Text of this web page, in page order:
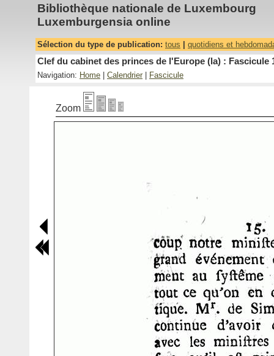
Bibliothèque nationale de Luxembourg
Luxemburgensia online
Sélection du type de publication: tous quotidiens et
Clef du cabinet des princes de l'Europe (la) : Fascicule
Navigation: Home Calendrier Fascicule
Zoom